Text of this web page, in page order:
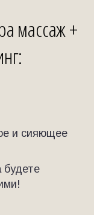
массаж +
и сияющее
будете